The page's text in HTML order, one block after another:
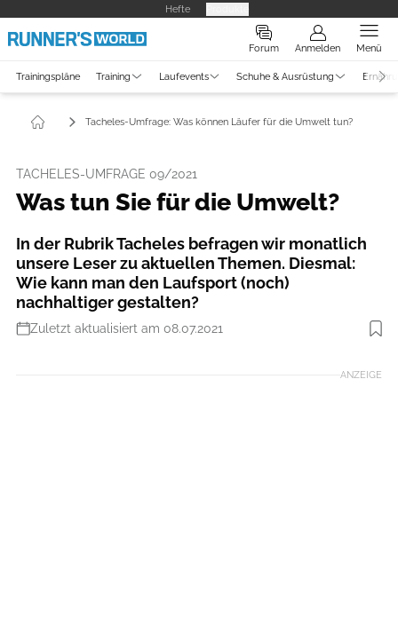
Hefte
Forum Anmelden Menü
Trainingspläne Training Laufevents Schuhe & Ausrüstung
Tacheles-Umfrage: Was können Läufer für die Umwelt tun?
TACHELES-UMFRAGE 09/2021
Was tun Sie für die Umwelt?
In der Rubrik Tacheles befragen wir monatlich
unsere Leser zu aktuellen Themen. Diesmal:
Wie kann man den Laufsport (noch)
nachhaltiger gestalten?
Zuletzt aktualisiert am 08.07.2021
ANZEIGE